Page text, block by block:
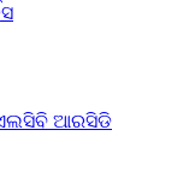
ଆରସିଡି